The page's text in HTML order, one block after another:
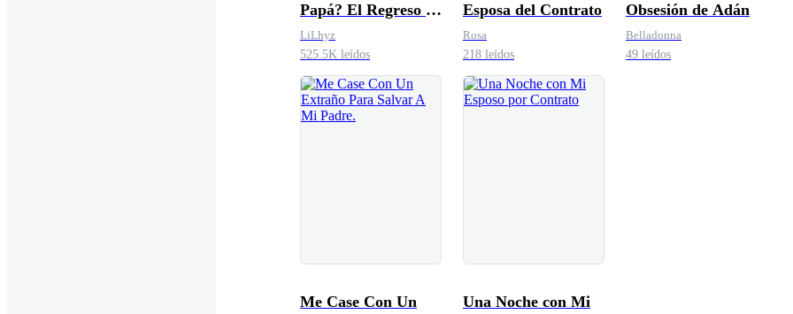
Papá? El Regreso de
los hijos abanados
LiLhyz
525.5K leídos
Esposa del Contrato
Rosa
218 leídos
Obsesión de Adán
Belladonna
49 leídos
Me Case Con Un
Una Noche con Mi